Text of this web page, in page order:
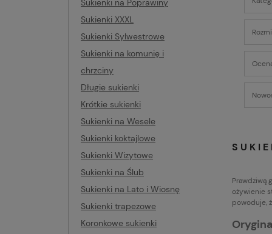
Sukienki na Poprawiny
Sukienki XXXL
Sukienki Sylwestrowe
Sukienki na komunię i
chrzciny
Długie sukienki
Krótkie sukienki
Sukienki na Wesele
Sukienki koktajlowe
Sukienki Wizytowe
Sukienki na Ślub
Sukienki na Lato i Wiosnę
Sukienki trapezowe
Koronkowe sukienki
Prawdziwą
ożywienie
powoduje,